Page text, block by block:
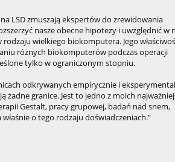
LSD zmuszają ekspertów do zrewidowania
nasze obecne hipotezy i uwzględnić w
wielkiego biokomputera. Jego
różnych biokomputerów podczas operacji
tylko w ograniczonym stopniu.
odkrywanych empirycznie i
żadne granice. Jest to jedno z moich
Gestalt, pracy grupowej, badań nad snem,
o tego rodzaju doświadczeniach.”